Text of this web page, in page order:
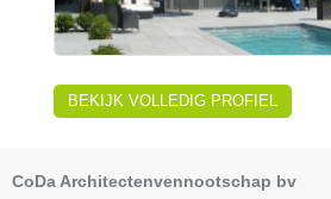
BEKIJK VOLLEDIG PROFIEL
CoDa Architectenvennootschap bv